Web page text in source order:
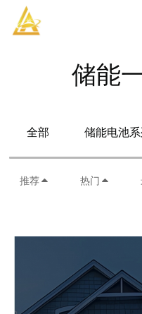
储能
全部 储能电池
推荐 热门